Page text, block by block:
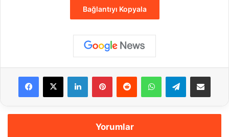
Bağlantıyı Kopyala
Facebook
X LinkedInPinterestReddit WhatsAppTelegramE-Posta ile
Yorumlar